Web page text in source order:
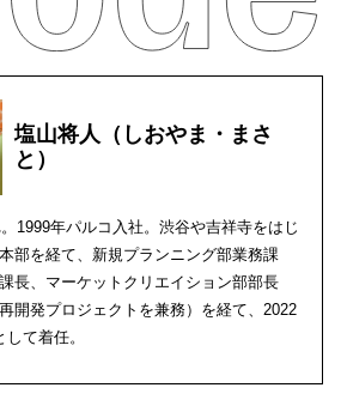
塩山将人（しおやま・まさ
と）
1999年パルコ入社。渋谷や吉祥寺をはじ
部を経て、新規プランニング部業務課
長、マーケットクリエイション部部長
開発プロジェクトを兼務）を経て、2022
て着任。